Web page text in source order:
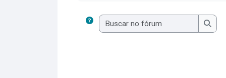
Buscar